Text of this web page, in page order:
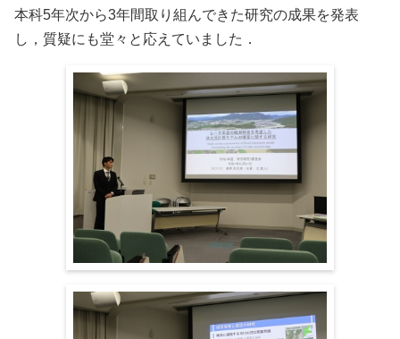
本科5年次から3年間取り組んできた研究の成果を発表
し，質疑にも堂々と応えていました．